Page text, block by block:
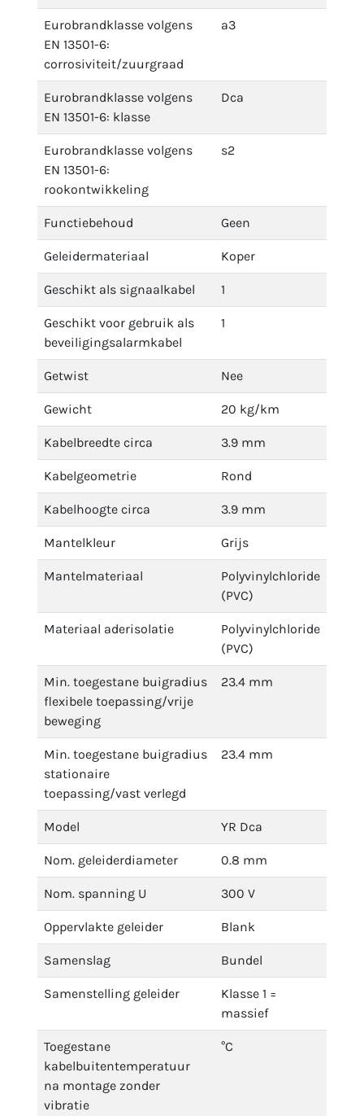
Eurobrandklasse volgens
EN 13501-6:
corrosiviteit/zuurgraad
a3
Eurobrandklasse volgens
EN 13501-6: klasse
Dca
Eurobrandklasse volgens
EN 13501-6:
rookontwikkeling
s2
Functiebehoud Geen
Geleidermateriaal Koper
Geschikt als signaalkabel 1
Geschikt voor gebruik als
beveiligingsalarmkabel
1
Getwist Nee
Gewicht 20 kg/km
Kabelbreedte circa 3.9 mm
Kabelgeometrie Rond
Kabelhoogte circa 3.9 mm
Mantelkleur Grijs
Mantelmateriaal
Polyvinylchloride
(PVC)
Materiaal aderisolatie
Polyvinylchloride
(PVC)
Min. toegestane buigradius
flexibele toepassing/vrije
beweging
23.4 mm
Min. toegestane buigradius
stationaire
toepassing/vast verlegd
23.4 mm
Model YR Dca
Nom. geleiderdiameter 0.8 mm
Nom. spanning U 300 V
Oppervlakte geleider Blank
Samenslag Bundel
Samenstelling geleider
Klasse 1 =
massief
Toegestane
kabelbuitentemperatuur
na montage zonder
vibratie
°C